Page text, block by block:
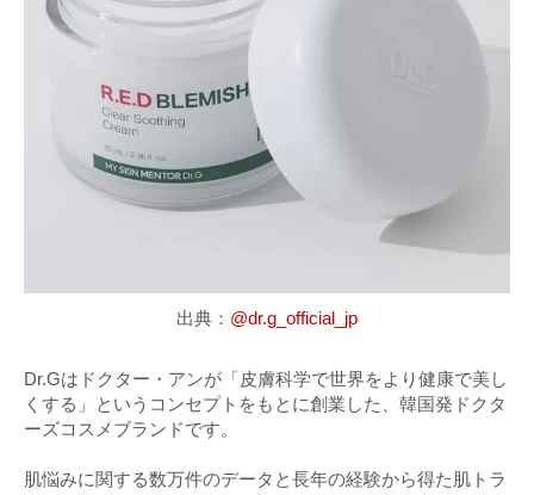
出典： @dr.g_official_jp
Dr.Gはドクター・アンが「皮膚科学で世界をより健康で美し
くする」というコンセプトをもとに創業した、韓国発ドクタ
ーズコスメブランドです。
肌悩みに関する数万件のデータと長年の経験から得た肌トラ